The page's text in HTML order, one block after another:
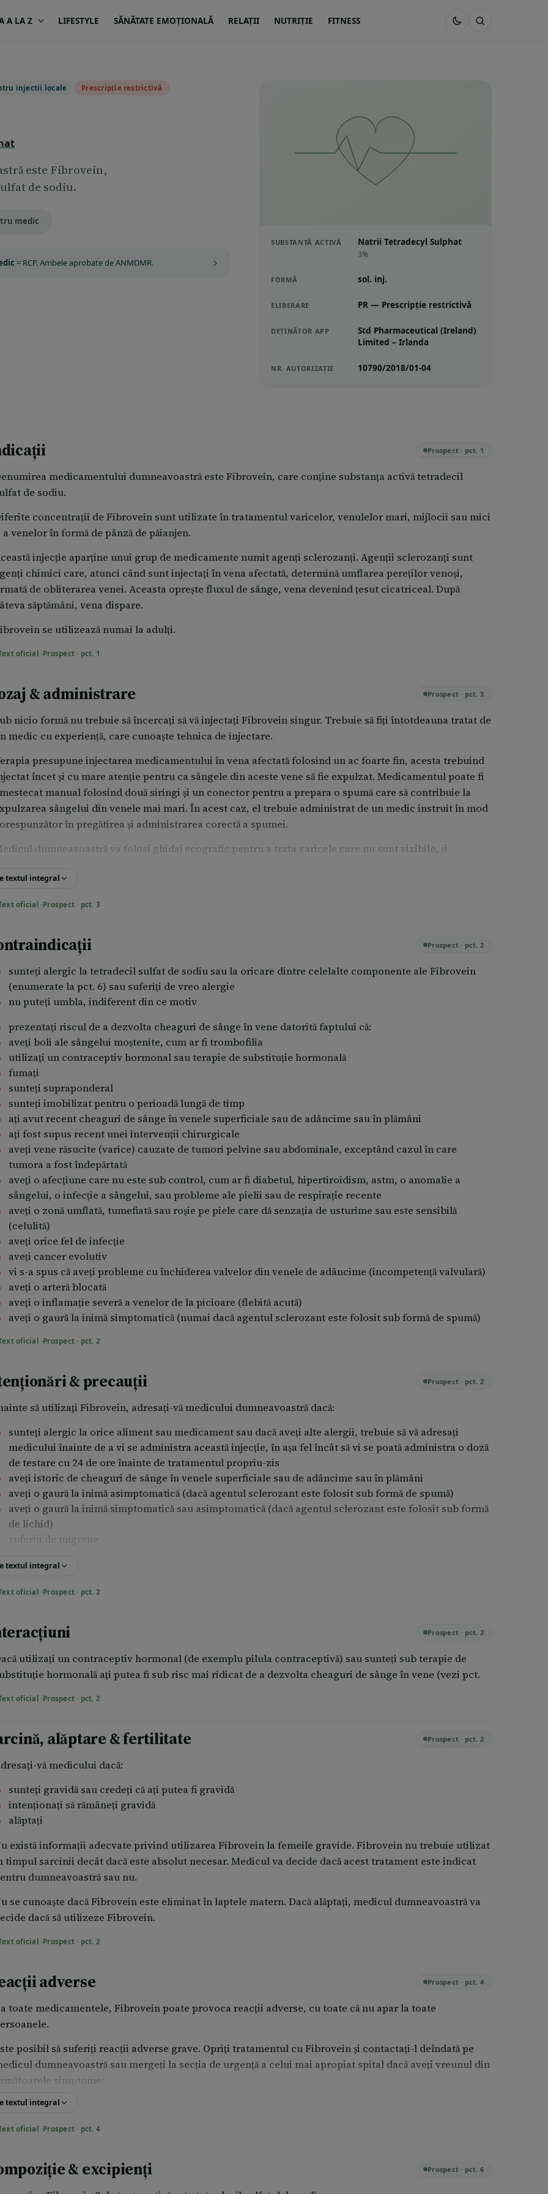
A LA Z LIFESTYLE SĂNĂTATE EMOȚIONALĂ RELAȚII NUTRIȚIE FITNESS
injectii locale Prescripție restrictivă
este Fibrovein,
de sodiu.
medic
= RCP. Ambele aprobate de ANMDMR.
SUBSTANȚĂ ACTIVĂ Natrii Tetradecyl Sulphat
3%
FORMĂ sol. inj.
ELIBERARE PR — Prescripție restrictivă
DEȚINĂTOR APP
Std Pharmaceutical (Ireland)
Limited – Irlanda
NR. AUTORIZAȚIE 10790/2018/01-04
Prospect · pct. 1
medicamentului dumneavoastră este Fibrovein, care conține substanța activă tetradecil
de sodiu.
concentrații de Fibrovein sunt utilizate în tratamentul varicelor, venulelor mari, mijlocii sau mici
a venelor în formă de pânză de păianjen.
injecție aparține unui grup de medicamente numit agenți sclerozanți. Agenții sclerozanți sunt
chimici care, atunci când sunt injectați în vena afectată, determină umflarea pereților venoși,
de obliterarea venei. Aceasta oprește fluxul de sânge, vena devenind țesut cicatriceal. După
săptămâni, vena dispare.
se utilizează numai la adulți.
oficial ·Prospect · pct. 1
& administrare Prospect · pct. 3
nicio formă nu trebuie să încercați să vă injectați Fibrovein singur. Trebuie să fiți întotdeauna tratat de
medic cu experiență, care cunoaște tehnica de injectare.
presupune injectarea medicamentului în vena afectată folosind un ac foarte fin, acesta trebuind
încet și cu mare atenție pentru ca sângele din aceste vene să fie expulzat. Medicamentul poate fi
manual folosind două siringi și un conector pentru a prepara o spumă care să contribuie la
sângelui din venele mai mari. În acest caz, el trebuie administrat de un medic instruit în mod
în pregătirea și administrarea corectă a spumei.
dumneavoastră va folosi ghidaj ecografic pentru a trata varicele care nu sunt vizibile, și
a administra spuma sclerozantă.
va decide ce porțiuni să trateze și care este doza corectă pentru dumneavoastră. Dozele
sunt:
și vârstnici
concentrații mai mici, însă, atunci când se folosește injecția cu concentrația cea mai mare, nu se pot
folosi mai mult de 4 ml.
ce ați fost tratat cu Fibrovein, este important să urmați sfatul medicului dumneavoastră. Este
să vi se ceară să purtați un bandaj și/sau ciorapi compresivi pentru a reduce inflamația și
pielii.
aveți întrebări suplimentare cu privire la utilizarea acestui medicament, adresați-vă medicului sau
medicale.
textul integral
oficial ·Prospect · pct. 3
Prospect · pct. 2
sunteți alergic la tetradecil sulfat de sodiu sau la oricare dintre celelalte componente ale Fibrovein
(enumerate la pct. 6) sau suferiți de vreo alergie
nu puteți umbla, indiferent din ce motiv
prezentați riscul de a dezvolta cheaguri de sânge în vene datorită faptului că:
aveți boli ale sângelui moștenite, cum ar fi trombofilia
utilizați un contraceptiv hormonal sau terapie de substituție hormonală
fumaţi
sunteți supraponderal
sunteți imobilizat pentru o perioadă lungă de timp
ați avut recent cheaguri de sânge în venele superficiale sau de adâncime sau în plămâni
ați fost supus recent unei intervenții chirurgicale
aveți vene răsucite (varice) cauzate de tumori pelvine sau abdominale, exceptând cazul în care
tumora a fost îndepărtată
aveți o afecțiune care nu este sub control, cum ar fi diabetul, hipertiroidism, astm, o anomalie a
sângelui, o infecție a sângelui, sau probleme ale pielii sau de respirație recente
aveți o zonă umflată, tumefiată sau roșie pe piele care dă senzația de usturime sau este sensibilă
(celulită)
aveți orice fel de infecție
aveți cancer evolutiv
vi s-a spus că aveți probleme cu închiderea valvelor din venele de adâncime (incompetență valvulară)
aveți o arteră blocată
aveți o inflamație severă a venelor de la picioare (flebită acută)
aveți o gaură la inimă simptomatică (numai dacă agentul sclerozant este folosit sub formă de spumă)
oficial ·Prospect · pct. 2
& precauții Prospect · pct. 2
să utilizați Fibrovein, adresați-vă medicului dumneavoastră dacă:
sunteți alergic la orice aliment sau medicament sau dacă aveți alte alergii, trebuie să vă adresați
medicului înainte de a vi se administra această injecție, în așa fel încât să vi se poată administra o doză
de testare cu 24 de ore înainte de tratamentul propriu-zis
aveți istoric de cheaguri de sânge în venele superficiale sau de adâncime sau în plămâni
aveți o gaură la inimă asimptomatică (dacă agentul sclerozant este folosit sub formă de spumă)
aveți o gaură la inimă simptomatică sau asimptomatică (dacă agentul sclerozant este folosit sub formă
de lichid)
suferiți de migrene
țesuturilor corpului (Limfedem). E posibil ca Fibrovein să înrăutățească durerea și inflamația locală
timp de câteva zile sau săptămâni.
aveți istoric de hipertensiune pulmonară
grav
vi s-a spus că aveți orice boală a arterelor sau venelor (ateroscleroză)
aveți o inflamație și trombozare severă a arterelor și venelor care vă afectează mâinile și picioarele
(boală Buerger)
aveți dificultăți de respirație care sunt sub control (astm)
fi administrat de către profesioniști din domeniul sănătății calificați corespunzător, cu experiență în
venoasă, și care cunosc tehnica de injectare corectă, sub supravegherea unui medic. Este
ca înainte de utilizarea acestei injecții să fiți testat pentru a se vedea dacă aveți probleme cu
dumneavoastră vă va pune întrebări legat de sănătatea dumneavoastră și vă va informa despre
reacțiile adverse ale acestei proceduri.
timpul tratamentului Medicul dumneavoastră vă va monitoriza pe parcursul ședinței de scleroterapie,
după aceasta, în caz de semne de hipersensibilitate (înroșire, mâncărime, tuse) sau simptome
(tulburări vizuale, migrenă, furnicături sau amorțeală).
va cere să reveniți pentru un control medical.
textul integral
oficial ·Prospect · pct. 2
Prospect · pct. 2
utilizați un contraceptiv hormonal (de exemplu pilula contraceptivă) sau sunteți sub terapie de
hormonală ați putea fi sub risc mai ridicat de a dezvolta cheaguri de sânge în vene (vezi pct.
oficial ·Prospect · pct. 2
alăptare & fertilitate Prospect · pct. 2
vă medicului dacă:
sunteți gravidă sau credeți că ați putea fi gravidă
intenționați să rămâneți gravidă
alăptați
există informații adecvate privind utilizarea Fibrovein la femeile gravide. Fibrovein nu trebuie utilizat
timpul sarcinii decât dacă este absolut necesar. Medicul va decide dacă acest tratament este indicat
dumneavoastră sau nu.
se cunoaște dacă Fibrovein este eliminat în laptele matern. Dacă alăptați, medicul dumneavoastră va
dacă să utilizeze Fibrovein.
oficial ·Prospect · pct. 2
adverse Prospect · pct. 4
toate medicamentele, Fibrovein poate provoca reacții adverse, cu toate că nu apar la toate
posibil să suferiți reacții adverse grave. Opriți tratamentul cu Fibrovein și contactați-l deîndată pe
dumneavoastră sau mergeți la secția de urgență a celui mai apropiat spital dacă aveți vreunul din
simptome:
textul integral
oficial ·Prospect · pct. 4
& excipienți Prospect · pct. 6